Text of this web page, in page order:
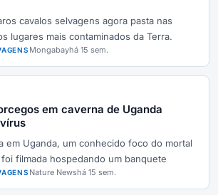
cavalos selvagens agora pasta nas
lugares mais contaminados da Terra.
Mongabayhá 15 sem.
em caverna de Uganda
em Uganda, um conhecido foco do mortal
filmada hospedando um banquete
Nature Newshá 15 sem.